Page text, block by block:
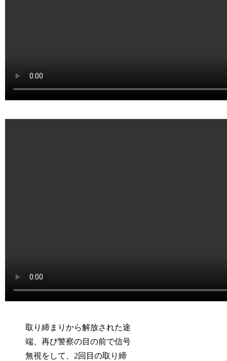
取り締まりから解放された途
端、再び警察の目の前で信号
無視をして、2回目の取り締